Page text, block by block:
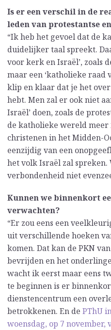
Is er een verschil in de
leden van protestantse
“Ik heb het gevoel dat de
duidelijker taal spreekt.
voor kerk en Israël’, zoals
maar een ‘katholieke raad
klip en klaar dat je het
hebt. Men zal er ook niet
Israël’ doen, zoals de
de katholieke wereld meer
christenen in het Midden-
eenzijdig van een
het volk Israël zal spreken.
verbondenheid niet
Kunnen we binnenkort
verwachten?
“Er zou eens een
uit verschillende hoeken
komen. Dat kan de PKN
bevrijden en het
wacht ik eerst maar eens
te beginnen is er
dienstencentrum een
betrokkenen. En de PThU
woensdag, op 7